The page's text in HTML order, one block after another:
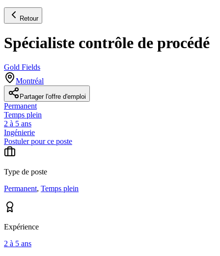
Retour
Spécialiste contrôle de procédé
Gold Fields
Montréal
Partager l'offre d'emploi
Permanent
Temps plein
2 à 5 ans
Ingénierie
Postuler pour ce poste
Type de poste
Permanent, Temps plein
Expérience
2 à 5 ans